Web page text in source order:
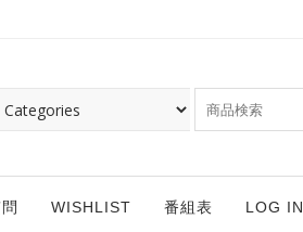
WISHLIST 番組表 LOG IN